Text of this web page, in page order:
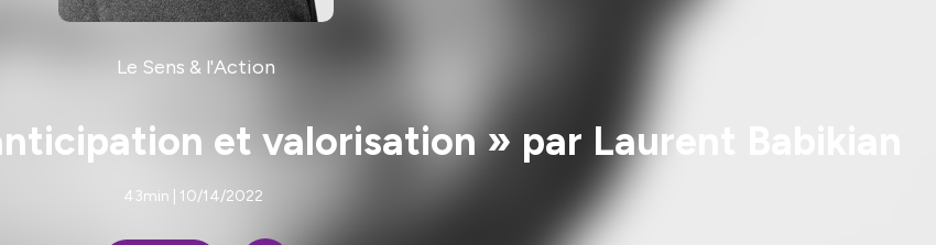
Le Sens & l'Action
et valorisation » par Laurent Babikian
43min | 10/14/2022